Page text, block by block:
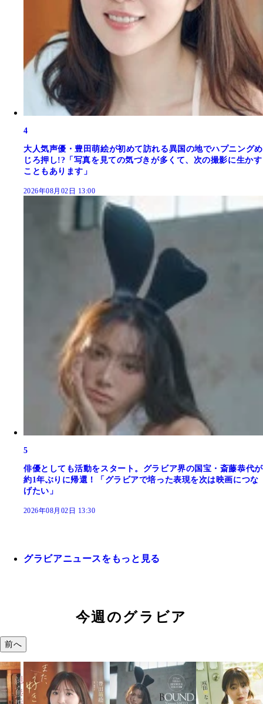
4
大人気声優・豊田萌絵が初めて訪れる異国の地でハプニングめ
じろ押し!?「写真を見ての気づきが多くて、次の撮影に生かす
こともあります」
2026年08月02日 13:00
5
俳優としても活動をスタート。グラビア界の国宝・斎藤恭代が
約1年ぶりに帰還！「グラビアで培った表現を次は映画につな
げたい」
2026年08月02日 13:30
グラビアニュースをもっと見る
今週のグラビア
前へ